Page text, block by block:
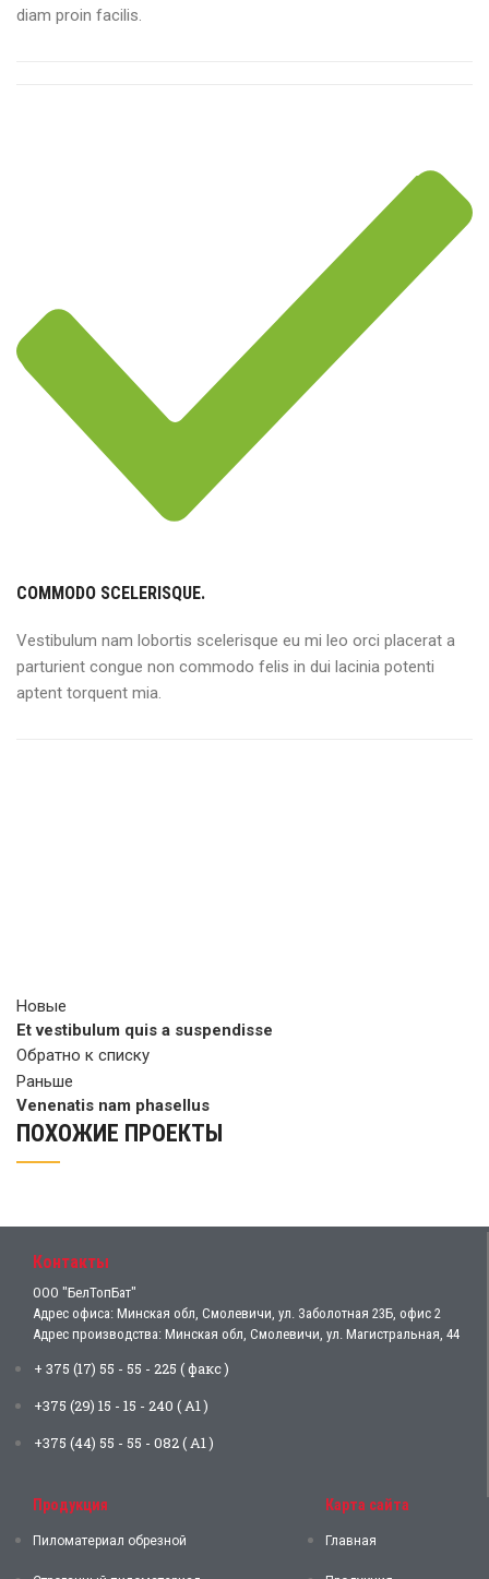
diam proin facilis.
COMMODO SCELERISQUE.
Vestibulum nam lobortis scelerisque eu mi leo orci placerat a
parturient congue non commodo felis in dui lacinia potenti
aptent torquent mia.
Новые
Et vestibulum quis a suspendisse
Обратно к списку
Раньше
Venenatis nam phasellus
ПОХОЖИЕ ПРОЕКТЫ
Контакты
ООО "БелТопБат"
Адрес офиса: Минская обл, Смолевичи, ул. Заболотная 23Б, офис 2
Адрес производства: Минская обл, Смолевичи, ул. Магистральная, 44
+ 375 (17) 55 - 55 - 225 ( факс )
+375 (29) 15 - 15 - 240 ( А1 )
+375 (44) 55 - 55 - 082 ( А1 )
Продукция
Пиломатериал обрезной
Карта сайта
Главная